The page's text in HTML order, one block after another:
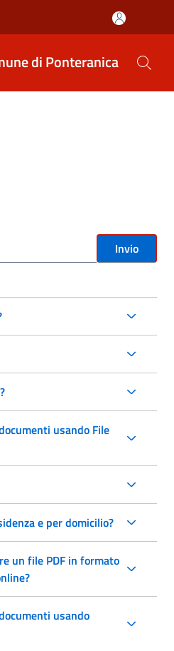
di Ponteranica
Invio
usando File
e per domicilio?
un file PDF in formato
usando